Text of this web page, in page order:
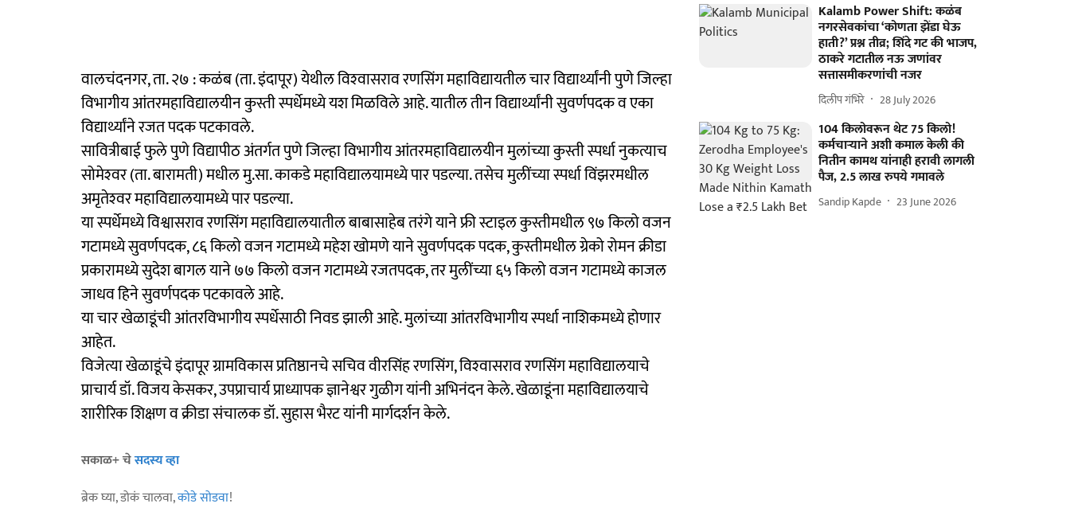
वालचंदनगर, ता. २७ : कळंब (ता. इंदापूर) येथील विश्‍वासराव रणसिंग महाविद्यायतील चार विद्यार्थ्यांनी पुणे जिल्हा
विभागीय आंतरमहाविद्यालयीन कुस्ती स्पर्धेमध्ये यश मिळविले आहे. यातील तीन विद्यार्थ्यांनी सुवर्णपदक व एका
विद्यार्थ्यांने रजत पदक पटकावले.
सावित्रीबाई फुले पुणे विद्यापीठ अंतर्गत पुणे जिल्हा विभागीय आंतरमहाविद्यालयीन मुलांच्या कुस्ती स्पर्धा नुकत्याच
सोमेश्‍वर (ता. बारामती) मधील मु.सा. काकडे महाविद्यालयामध्ये पार पडल्या. तसेच मुलींच्या स्पर्धा विंझरमधील
अमृतेश्‍वर महाविद्यालयामध्ये पार पडल्या.
या स्पर्धेमध्ये विश्वासराव रणसिंग महाविद्यालयातील बाबासाहेब तरंगे याने फ्री स्टाइल कुस्तीमधील ९७ किलो वजन
गटामध्ये सुवर्णपदक, ८६ किलो वजन गटामध्ये महेश खोमणे याने सुवर्णपदक पदक, कुस्तीमधील ग्रेको रोमन क्रीडा
प्रकारामध्ये सुदेश बागल याने ७७ किलो वजन गटामध्ये रजतपदक, तर मुलींच्या ६५ किलो वजन गटामध्ये काजल
जाधव हिने सुवर्णपदक पटकावले आहे.
या चार खेळाडूंची आंतरविभागीय स्पर्धेसाठी निवड झाली आहे. मुलांच्या आंतरविभागीय स्पर्धा नाशिकमध्ये होणार
आहेत.
विजेत्या खेळाडूंचे इंदापूर ग्रामविकास प्रतिष्ठानचे सचिव वीरसिंह रणसिंग, विश्‍वासराव रणसिंग महाविद्यालयाचे
प्राचार्य डॉ. विजय केसकर, उपप्राचार्य प्राध्यापक ज्ञानेश्वर गुळीग यांनी अभिनंदन केले. खेळाडूंना महाविद्यालयाचे
शारीरिक शिक्षण व क्रीडा संचालक डॉ. सुहास भैरट यांनी मार्गदर्शन केले.
सकाळ+ चेसदस्य व्हा
ब्रेक घ्या, डोकं चालवा,कोडे सोडवा!
Kalamb Power Shift: कळंब
नगरसेवकांचा ‘कोणता झेंडा घेऊ
हाती?’ प्रश्न तीव्र; शिंदे गट की भाजप,
ठाकरे गटातील नऊ जणांवर
सत्तासमीकरणांची नजर
दिलीप गंभिरे 28 July 2026
104 किलोवरून थेट 75 किलो!
कर्मचाऱ्याने अशी कमाल केली की
नितीन कामथ यांनाही हरावी लागली
पैज, 2.5 लाख रुपये गमावले
Sandip Kapde 23 June 2026